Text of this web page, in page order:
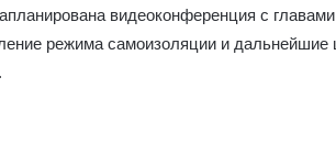
видеоконференция с главами
режима самоизоляции и дальнейшие
не